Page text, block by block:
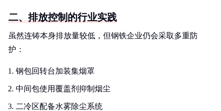
二、排放控制的行业实践
虽然连铸本身排放量较低，但钢铁企业仍会采取多重防
护：
钢包回转台加装集烟罩
中间包使用覆盖剂抑制烟尘
二冷区配备水雾除尘系统